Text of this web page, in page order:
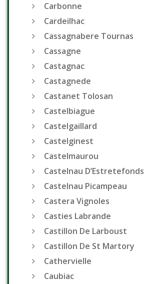
Carbonne
Cardeilhac
Cassagnabere Tournas
Cassagne
Castagnac
Castagnede
Castanet Tolosan
Castelbiague
Castelgaillard
Castelginest
Castelmaurou
Castelnau D’Estretefonds
Castelnau Picampeau
Castera Vignoles
Casties Labrande
Castillon De Larboust
Castillon De St Martory
Cathervielle
Caubiac